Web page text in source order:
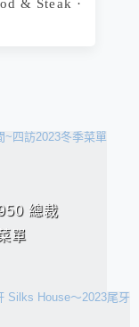
& Steak ·
總裁
單